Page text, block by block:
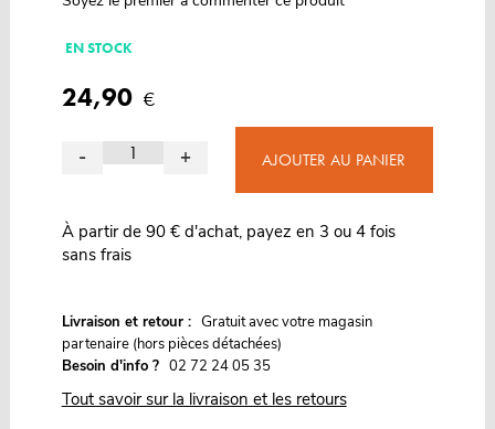
EN STOCK
24,90 €
- + AJOUTER AU PANIER
À partir de 90 € d'achat, payez en 3 ou 4 fois
sans frais
Livraison et retour : Gratuit avec votre magasin
partenaire (hors pièces détachées)
Besoin d'info ? 02 72 24 05 35
Tout savoir sur la livraison et les retours